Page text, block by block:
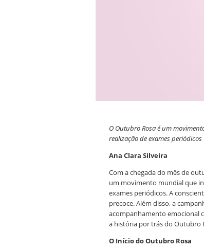
O Outubro Rosa é um
realização de exames periódicos
Ana Clara Silveira
Com a chegada do mês de
um movimento mundial que
exames periódicos. A
precoce. Além disso, a
acompanhamento emocional
a história por trás do Outubro
O Início do Outubro Rosa